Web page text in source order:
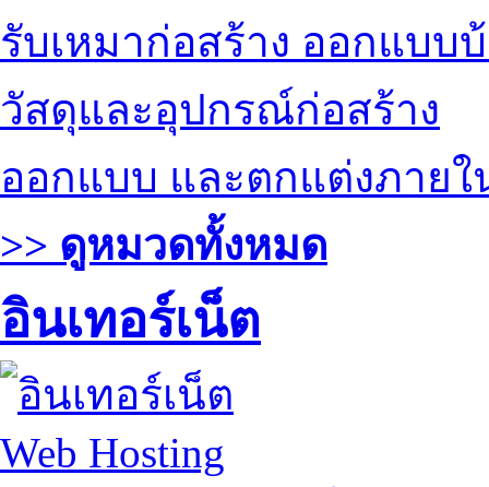
รับเหมาก่อสร้าง ออกแบบ
วัสดุและอุปกรณ์ก่อสร้าง
ออกแบบ และตกแต่งภายใ
>> ดูหมวดทั้งหมด
อินเทอร์เน็ต
Web Hosting